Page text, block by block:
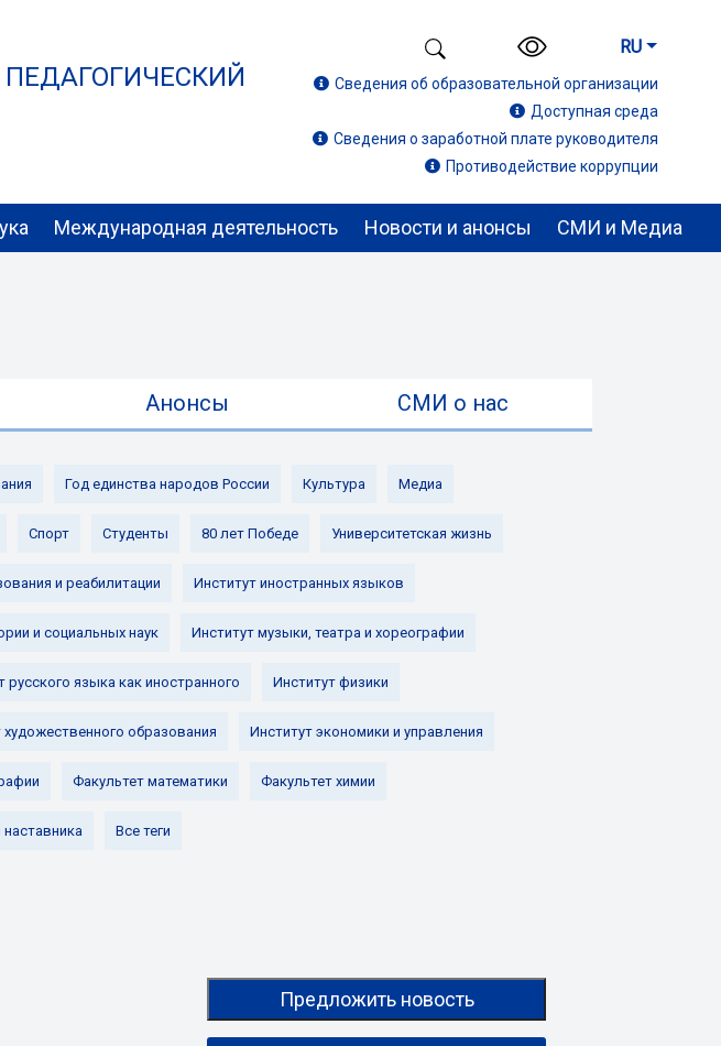
RU
Сведения об образовательной организации
Доступная среда
Сведения о заработной плате руководителя
Противодействие коррупции
Международная деятельность Новости и анонсы СМИ и Медиа
Анонсы СМИ о нас
Год единства народов России Культура Медиа
Спорт Студенты 80 лет Победе Университетская жизнь
и реабилитации Институт иностранных языков
и социальных наук Институт музыки, театра и хореографии
русского языка как иностранного Институт физики
художественного образования Институт экономики и управления
Факультет математики Факультет химии
наставника Все теги
Предложить новость